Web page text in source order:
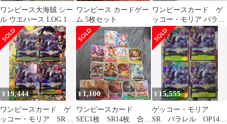
ワンピース大海賊 シー
ル ウエハース LOG.12
ゴールドパラレルセッ
ト
ワンピース カードゲー
ム 5枚セット
ワンピースカード ゲ
ッコー・モリア パラレ
ル OP14-104
¥ 19,444
ワンピースカード ゲ
ッコー・モリア SR パ
¥1,100
ワンピースカード
SEC1枚 SR14枚 合計
¥ 15,555
ゲッコー・モリア
SR パラレル OP14